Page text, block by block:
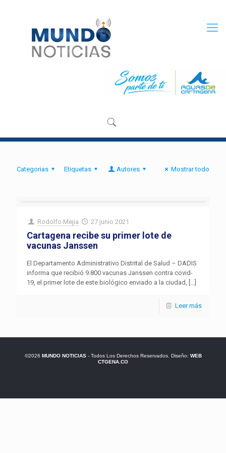
Categorias Etiquetas Autores Mostrar todo
Rodolfo Mejia 27 junio 2021
Cartagena recibe su primer lote de
vacunas Janssen
El Departamento Administrativo Distrital de Salud – DADIS
informa que recibió 9.800 vacunas Janssen contra covid-
19, el primer lote de este biológico enviado a la ciudad, […]
Leer más
©2026 MUNDO NOTICIAS- Todos Los Derechos Reservados. Diseño: WEB
CTGENA.CO